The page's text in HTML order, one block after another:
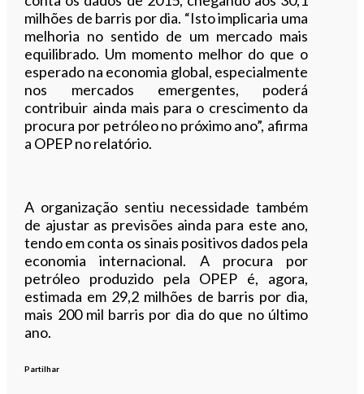
milhões de barris por dia. “Isto implicaria uma
melhoria no sentido de um mercado mais
equilibrado. Um momento melhor do que o
esperado na economia global, especialmente
nos mercados emergentes, poderá
contribuir ainda mais para o crescimento da
procura por petróleo no próximo ano”, afirma
a OPEP no relatório.
A organização sentiu necessidade também
de ajustar as previsões ainda para este ano,
tendo em conta os sinais positivos dados pela
economia internacional. A procura por
petróleo produzido pela OPEP é, agora,
estimada em 29,2 milhões de barris por dia,
mais 200 mil barris por dia do que no último
ano.
Partilhar